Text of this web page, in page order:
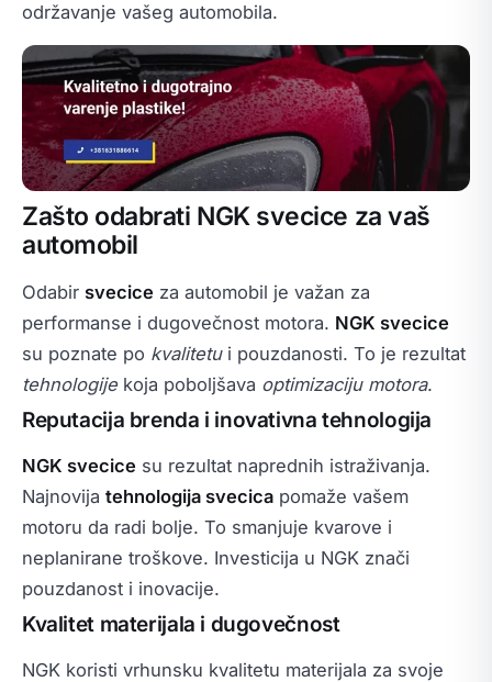
održavanje vašeg automobila.
Zašto odabrati NGK svecice za vaš
automobil
Odabir svecice za automobil je važan za
performanse i dugovečnost motora. NGK svecice
su poznate po kvalitetui pouzdanosti. To je rezultat
tehnologijekoja poboljšava optimizaciju motora.
Reputacija brenda i inovativna tehnologija
NGK svecice su rezultat naprednih istraživanja.
Najnovija tehnologija svecica pomaže vašem
motoru da radi bolje. To smanjuje kvarove i
neplanirane troškove. Investicija u NGK znači
pouzdanost i inovacije.
Kvalitet materijala i dugovečnost
NGK koristi vrhunsku kvalitetu materijala za svoje